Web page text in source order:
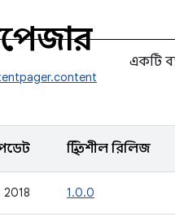
একটি
স্থিতিশীল রিলিজ
2018 1.0.0